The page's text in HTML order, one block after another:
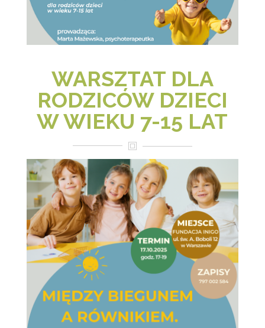
WARSZTAT DLA
RODZICÓW DZIECI
W WIEKU 7-15 LAT